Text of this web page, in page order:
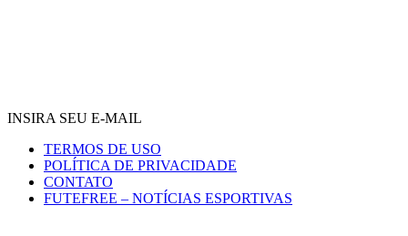
INSIRA SEU E-MAIL
TERMOS DE USO
POLÍTICA DE PRIVACIDADE
CONTATO
FUTEFREE – NOTÍCIAS ESPORTIVAS